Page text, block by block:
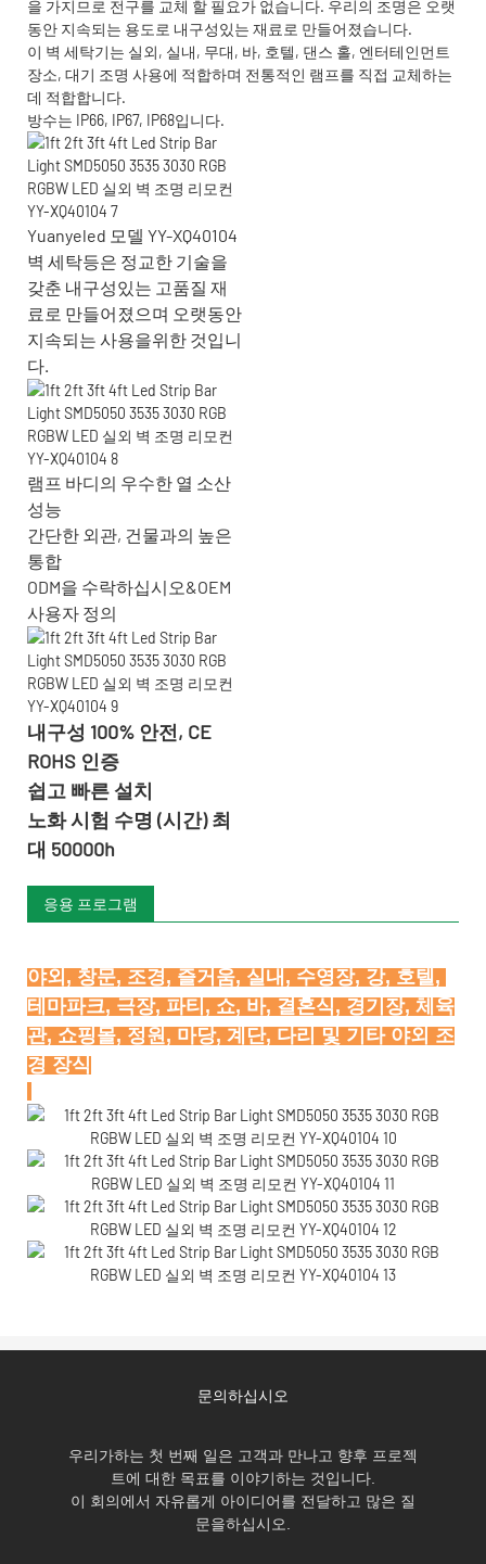
을 가지므로 전구를 교체 할 필요가 없습니다. 우리의 조명은 오랫
동안 지속되는 용도로 내구성있는 재료로 만들어졌습니다.
이 벽 세탁기는 실외, 실내, 무대, 바, 호텔, 댄스 홀, 엔터테인먼트
장소, 대기 조명 사용에 적합하며 전통적인 램프를 직접 교체하는
데 적합합니다.
방수는 IP66, IP67, IP68입니다.
Yuanyeled 모델 YY-XQ40104
벽 세탁등은 정교한 기술을
갖춘 내구성있는 고품질 재
료로 만들어졌으며 오랫동안
지속되는 사용을위한 것입니
다.
램프 바디의 우수한 열 소산
성능
간단한 외관, 건물과의 높은
통합
ODM을 수락하십시오&OEM
사용자 정의
내구성 100% 안전, CE
ROHS 인증
쉽고 빠른 설치
노화 시험 수명 (시간) 최
대 50000h
응용 프로그램
야외, 창문, 조경, 즐거움, 실내, 수영장, 강, 호텔,
테마파크, 극장, 파티, 쇼, 바, 결혼식, 경기장, 체육
관, 쇼핑몰, 정원, 마당, 계단, 다리 및 기타 야외 조
문의하십시오
우리가하는 첫 번째 일은 고객과 만나고 향후 프로젝
트에 대한 목표를 이야기하는 것입니다.
이 회의에서 자유롭게 아이디어를 전달하고 많은 질
문을하십시오.